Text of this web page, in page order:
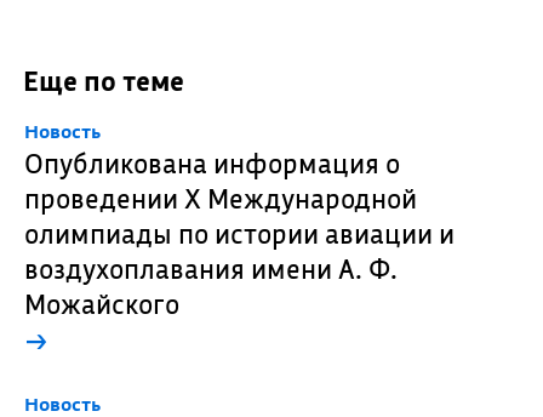
Еще по теме
Новость
Опубликована информация о
проведении X Международной
олимпиады по истории авиации и
воздухоплавания имени А. Ф.
Можайского
→
Новость